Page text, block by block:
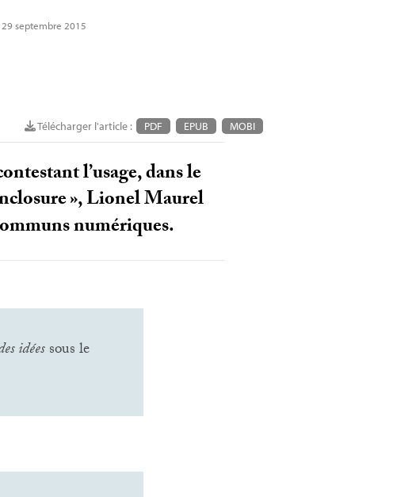
29 septembre 2015
Télécharger l'article : PDF EPUB MOBI
l’usage, dans le
», Lionel Maurel
numériques.
idéessous le